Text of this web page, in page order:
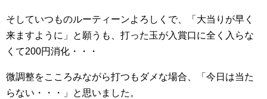
そしていつものルーティーンよろしくで、「大当りが早く
来ますように」と願うも、打った玉が入賞口に全く入らな
くて200円消化・・・
微調整をこころみながら打つもダメな場合、「今日は当た
らない・・・」と思いました。